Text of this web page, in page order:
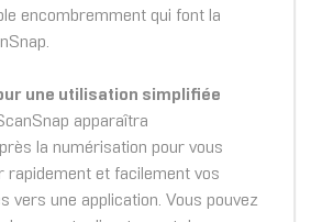
encombremment qui font la
une utilisation simplifiée
apparaîtra
la numérisation pour vous
rapidement et facilement vos
vers une application. Vous pouvez